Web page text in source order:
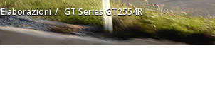
Elaborazioni GT Series GT2554R